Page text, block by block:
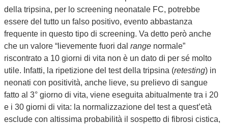
della tripsina, per lo screening neonatale FC, potrebbe
essere del tutto un falso positivo, evento abbastanza
frequente in questo tipo di screening. Va detto però anche
che un valore “lievemente fuori dal range normale”
riscontrato a 10 giorni di vita non è un dato di per sé molto
utile. Infatti, la ripetizione del test della tripsina (retesting) in
neonati con positività, anche lieve, su prelievo di sangue
fatto al 3° giorno di vita, viene eseguita abitualmente tra i 20
e i 30 giorni di vita: la normalizzazione del test a quest’età
esclude con altissima probabilità il sospetto di fibrosi cistica,